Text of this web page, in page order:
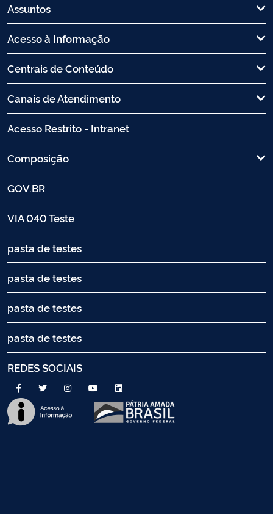
Assuntos
Acesso à Informação
Centrais de Conteúdo
Canais de Atendimento
Acesso Restrito - Intranet
Composição
GOV.BR
VIA 040 Teste
pasta de testes
pasta de testes
pasta de testes
pasta de testes
REDES SOCIAIS